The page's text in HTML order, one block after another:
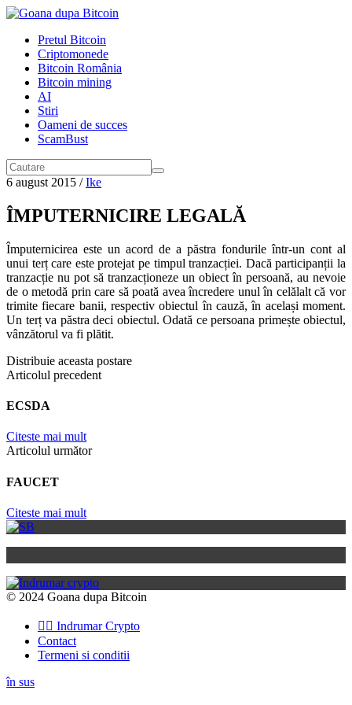
Pretul Bitcoin
Criptomonede
Bitcoin România
Bitcoin mining
AI
Stiri
Oameni de succes
ScamBust
6 august 2015 / Ike
ÎMPUTERNICIRE LEGALĂ
Împuternicirea este un acord de a păstra fondurile într-un cont al
unui terț care este protejat pe timpul tranzacției. Dacă participanții la
tranzacție nu pot să tranzacționeze un obiect în persoană, au nevoie
de o metodă prin care să poată avea încredere unul în celălalt că vor
trimite fiecare banii, respectiv obiectul în cauză, în același moment.
Un terț va păstra deci obiectul. Odată ce persoana primește obiectul,
vânzătorul va fi plătit.
Distribuie aceasta postare
Articolul precedent
ECSDA
Citeste mai mult
Articolul următor
FAUCET
Citeste mai mult
© 2024 Goana dupa Bitcoin
👉🏽 Indrumar Crypto
Contact
Termeni si conditii
în sus